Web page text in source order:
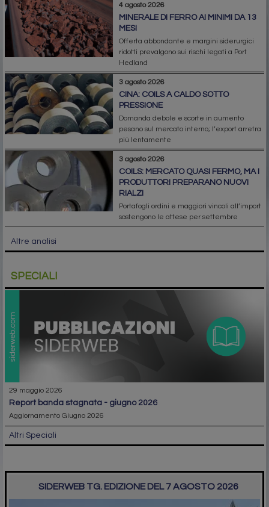
4 agosto 2026
MINERALE DI FERRO AI MINIMI DA 13
MESI
Offerta abbondante e margini siderurgici
ridotti prevalgono sui rischi legati a Port
Hedland
3 agosto 2026
CINA: COILS A CALDO SOTTO
PRESSIONE
Domanda debole e scorte in aumento
pesano sul mercato interno; l’export arretra
più lentamente
3 agosto 2026
COILS: MERCATO QUASI FERMO, MA I
PRODUTTORI PREPARANO NUOVI
RIALZI
Portafogli ordini e maggiori vincoli all’import
sostengono le attese per settembre
Altre analisi
SPECIALI
29 maggio 2026
report banda stagnata - giugno 2026
Aggiornamento Giugno 2026
Altri Speciali
SIDERWEB TG. EDIZIONE DEL 7 AGOSTO 2026